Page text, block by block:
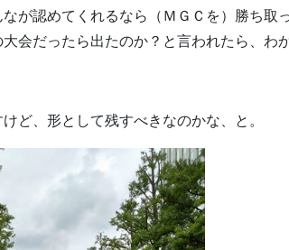
認めてくれるなら（ＭＧＣを）勝ち取
会だったら出たのか？と言われたら、わ
ど、形として残すべきなのかな、と。